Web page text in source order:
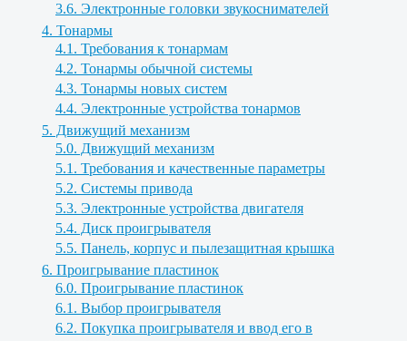
3.6. Электронные головки звукоснимателей
4. Тонармы
4.1. Требования к тонармам
4.2. Тонармы обычной системы
4.3. Тонармы новых систем
4.4. Электронные устройства тонармов
5. Движущий механизм
5.0. Движущий механизм
5.1. Требования и качественные параметры
5.2. Системы привода
5.3. Электронные устройства двигателя
5.4. Диск проигрывателя
5.5. Панель, корпус и пылезащитная крышка
6. Проигрывание пластинок
6.0. Проигрывание пластинок
6.1. Выбор проигрывателя
6.2. Покупка проигрывателя и ввод его в